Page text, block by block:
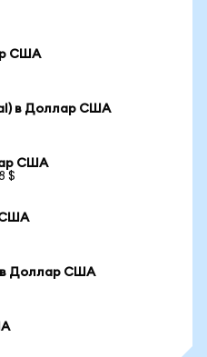
США
в Доллар США
США
$
США
в Доллар США